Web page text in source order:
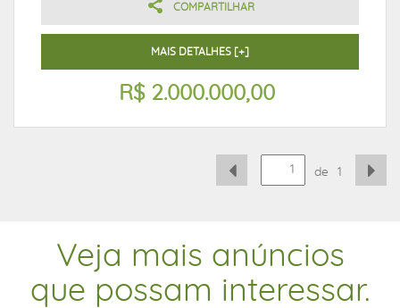
COMPARTILHAR
MAIS DETALHES [+]
R$ 2.000.000,00
de 1
Veja mais anúncios
que possam interessar.